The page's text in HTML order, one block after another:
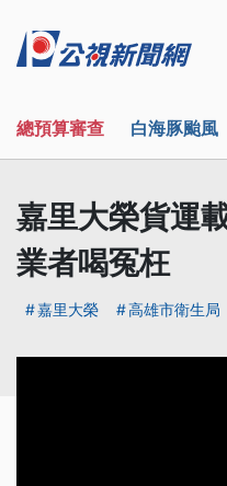
總預算審查 白海豚颱風
嘉里大榮貨運
業者喝冤枉
嘉里大榮 高雄市衛生局